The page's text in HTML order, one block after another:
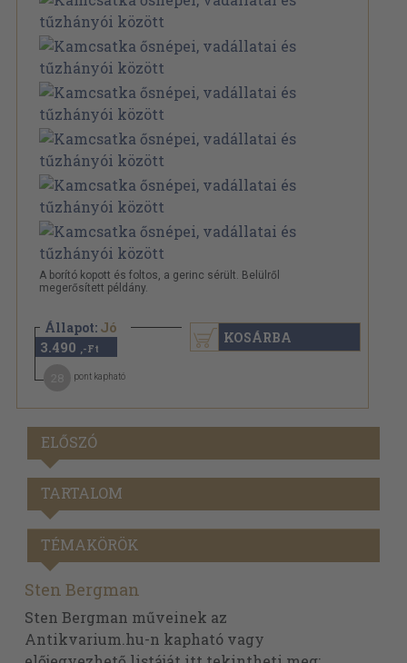
A borító kopott és foltos, a gerinc sérült. Belülről
megerősített példány.
Állapot: Jó
3.490 ,-Ft
pont kapható
KOSÁRBA
ELŐSZÓ
TARTALOM
TÉMAKÖRÖK
Sten Bergman
Sten Bergman műveinek az
Antikvarium.hu-n kapható vagy